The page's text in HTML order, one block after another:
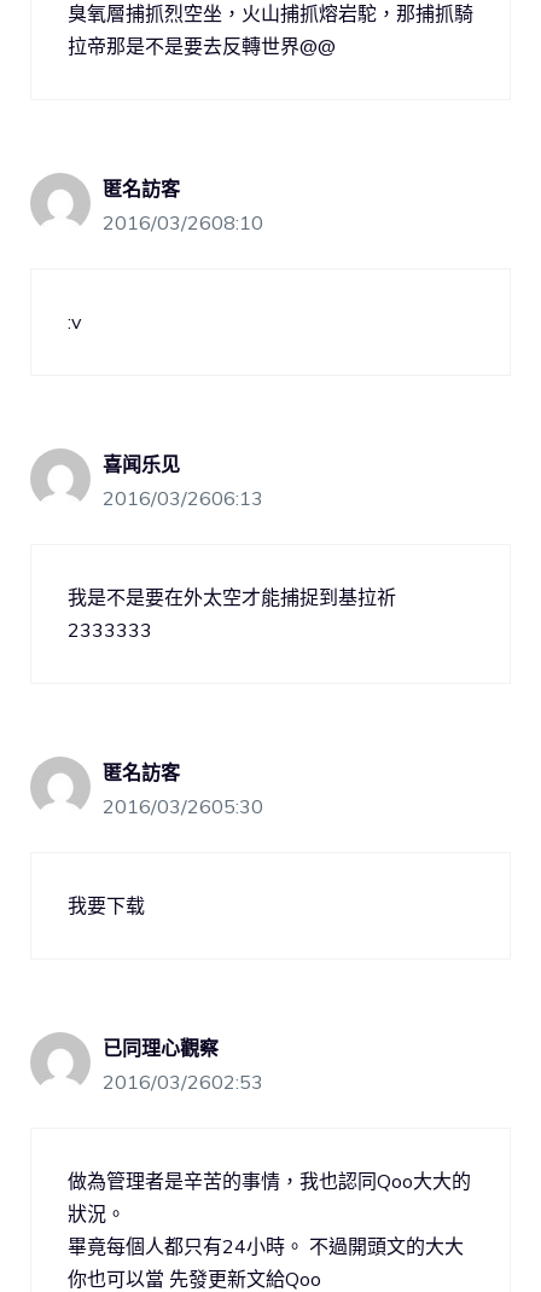
臭氧層捕抓烈空坐，火山捕抓熔岩駝，那捕抓騎
拉帝那是不是要去反轉世界@@
匿名訪客
2016/03/2608:10
:v
喜闻乐见
2016/03/2606:13
我是不是要在外太空才能捕捉到基拉祈
2333333
匿名訪客
2016/03/2605:30
我要下载
已同理心觀察
2016/03/2602:53
做為管理者是辛苦的事情，我也認同Qoo大大的
狀況。
畢竟每個人都只有24小時。 不過開頭文的大大
你也可以當 先發更新文給Qoo